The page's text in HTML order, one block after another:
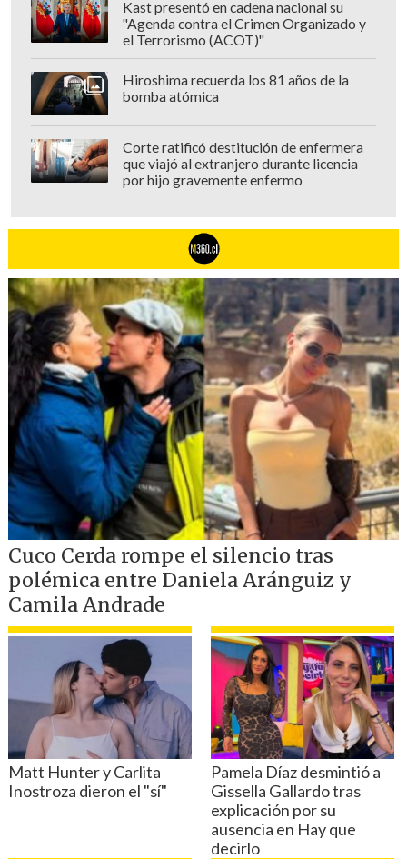
Kast presentó en cadena nacional su
"Agenda contra el Crimen Organizado y
el Terrorismo (ACOT)"
Hiroshima recuerda los 81 años de la
bomba atómica
Corte ratificó destitución de enfermera
que viajó al extranjero durante licencia
por hijo gravemente enfermo